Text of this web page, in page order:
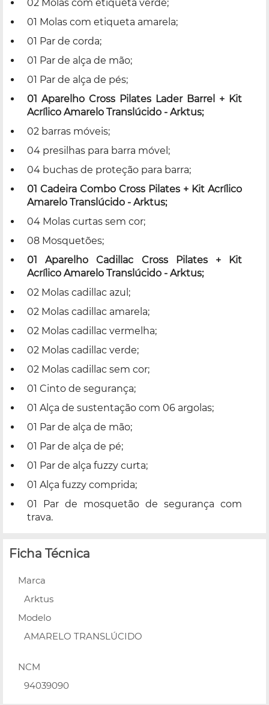
02 Molas com etiqueta verde;
01 Molas com etiqueta amarela;
01 Par de corda;
01 Par de alça de mão;
01 Par de alça de pés;
01 Aparelho Cross Pilates Lader Barrel + Kit
Acrílico Amarelo Translúcido - Arktus;
02 barras móveis;
04 presilhas para barra móvel;
04 buchas de proteção para barra;
01 Cadeira Combo Cross Pilates + Kit Acrílico
Amarelo Translúcido - Arktus;
04 Molas curtas sem cor;
08 Mosquetões;
01 Aparelho Cadillac Cross Pilates + Kit
Acrílico Amarelo Translúcido - Arktus;
02 Molas cadillac azul;
02 Molas cadillac amarela;
02 Molas cadillac vermelha;
02 Molas cadillac verde;
02 Molas cadillac sem cor;
01 Cinto de segurança;
01 Alça de sustentação com 06 argolas;
01 Par de alça de mão;
01 Par de alça de pé;
01 Par de alça fuzzy curta;
01 Alça fuzzy comprida;
01 Par de mosquetão de segurança com
trava.
Ficha Técnica
Marca
Arktus
Modelo
AMARELO TRANSLÚCIDO
NCM
94039090